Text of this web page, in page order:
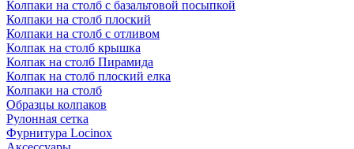
Колпаки на столб с базальтовой посыпкой
Колпаки на столб плоский
Колпаки на столб с отливом
Колпак на столб крышка
Колпак на столб Пирамида
Колпак на столб плоский елка
Колпаки на столб
Образцы колпаков
Рулонная сетка
Фурнитура Locinox